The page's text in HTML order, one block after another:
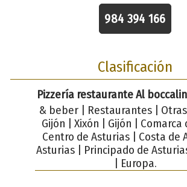
984 394 166
Clasificación
Pizzería restaurante Al
& beber | Restaurantes |
Gijón | Xixón | Gijón | Comarca
Centro de Asturias | Costa de
Asturias | Principado de
| Europa.